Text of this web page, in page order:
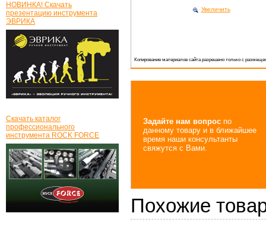
Увеличить
Копирование материалов сайта разрешено только с
Задайте нам вопрос по
данному товару и в ближайшее
время наши консультанты
свяжутся с Вами.
Похожие
НОВИНКА! Скачать
презентацию инструмента
ЭВРИКА
Скачать каталог
профессионального
инструмента ROCK FORCE